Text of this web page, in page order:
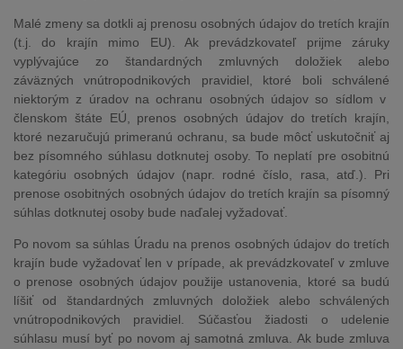
Malé zmeny sa dotkli aj prenosu osobných údajov do tretích krajín
(t.j. do krajín mimo EU). Ak prevádzkovateľ prijme záruky
vyplývajúce zo štandardných zmluvných doložiek alebo
záväzných vnútropodnikových pravidiel, ktoré boli schválené
niektorým z úradov na ochranu osobných údajov so sídlom v
členskom štáte EÚ, prenos osobných údajov do tretích krajín,
ktoré nezaručujú primeranú ochranu, sa bude môcť uskutočniť aj
bez písomného súhlasu dotknutej osoby. To neplatí pre osobitnú
kategóriu osobných údajov (napr. rodné číslo, rasa, atď.). Pri
prenose osobitných osobných údajov do tretích krajín sa písomný
súhlas dotknutej osoby bude naďalej vyžadovať.
Po novom sa súhlas Úradu na prenos osobných údajov do tretích
krajín bude vyžadovať len v prípade, ak prevádzkovateľ v zmluve
o prenose osobných údajov použije ustanovenia, ktoré sa budú
líšiť od štandardných zmluvných doložiek alebo schválených
vnútropodnikových pravidiel. Súčasťou žiadosti o udelenie
súhlasu musí byť po novom aj samotná zmluva. Ak bude zmluva